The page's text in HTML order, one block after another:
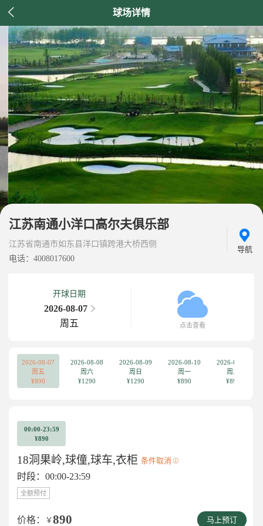
 球场详情
江苏南通小洋口高尔夫俱乐部
江苏省南通市如东县洋口镇跨港大桥西侧
电话：4008017600
导航
开球日期
2026-08-07
周五
点击查看
2026-08-07
周五
¥890
2026-08-08
周六
¥1290
2026-08-09
周日
¥1290
2026-08-10
周一
¥890
2026-08-11
周二
¥890
00:00-23:59
¥890
18洞果岭,球僮,球车,衣柜 条件取消
时段：00:00-23:59
全额预付
价格： ￥890 马上预订